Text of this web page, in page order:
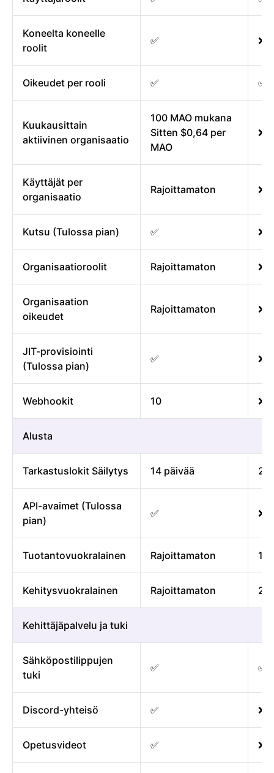
Koneelta koneelle
roolit
✅ ❌
Oikeudet per rooli ✅ ✅
Kuukausittain
aktiivinen organisaatio
100 MAO mukana
Sitten $0,64 per
MAO
❌
Käyttäjät per
organisaatio
Rajoittamaton ❌
Kutsu (Tulossa pian) ✅ ❌
Organisaatioroolit Rajoittamaton ❌
Organisaation
oikeudet
Rajoittamaton ❌
JIT-provisiointi
(Tulossa pian)
✅ ❌
Webhookit 10 ❌
Alusta
Tarkastuslokit Säilytys 14 päivää 2
API-avaimet (Tulossa
pian)
✅ ❌
Tuotantovuokralainen Rajoittamaton 1
Kehitysvuokralainen Rajoittamaton 2
Kehittäjäpalvelu ja tuki
Sähköpostilippujen
tuki
✅ ✅
Discord-yhteisö ✅ ❌
Opetusvideot ✅ ❌